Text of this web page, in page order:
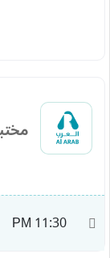
11:30 PM